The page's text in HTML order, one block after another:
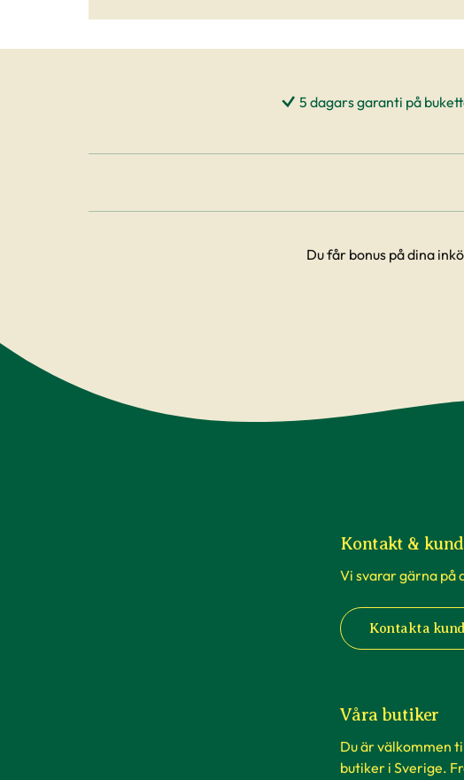
5 dagars garanti på
Du får bonus på dina
Kontakt &
Vi svarar gärna på
Kontakta
Våra butiker
Du är välkommen
butiker i Sverige.